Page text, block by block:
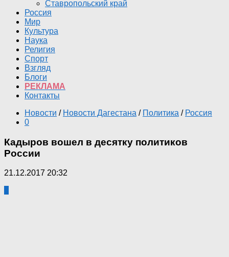
Ставропольский край
Россия
Мир
Культура
Наука
Религия
Спорт
Взгляд
Блоги
РЕКЛАМА
Контакты
Новости / Новости Дагестана / Политика / Россия
0
Кадыров вошел в десятку политиков
России
21.12.2017 20:32